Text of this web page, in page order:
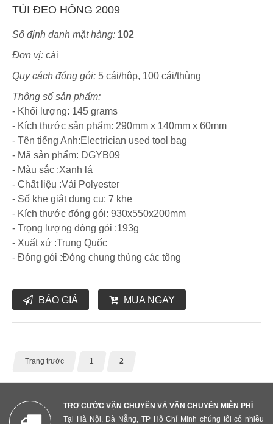
TÚI ĐEO HÔNG 2009
Số định danh mặt hàng: 102
Đơn vị: cái
Quy cách đóng gói: 5 cái/hộp, 100 cái/thùng
Thông số sản phẩm:
- Khối lượng: 145 grams
- Kích thước sản phẩm: 290mm x 140mm x 60mm
- Tên tiếng Anh:Electrician used tool bag
- Mã sản phẩm: DGYB09
- Màu sắc :Xanh lá
- Chất liệu :Vải Polyester
- Số khe giắt dụng cụ: 7 khe
- Kích thước đóng gói: 930x550x200mm
- Trọng lượng đóng gói :193g
- Xuất xứ :Trung Quốc
- Đóng gói :Đóng chung thùng các tông
BÁO GIÁ MUA NGAY
Trang trước 1 2
TRỢ CƯỚC VẬN CHUYỂN VÀ VẬN CHUYỂN MIỄN PHÍ
Tại Hà Nội, Đà Nẵng, TP Hồ Chí Minh chúng tôi có nhiều